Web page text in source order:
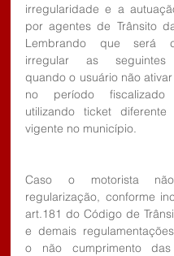
irregularidade e a
por agentes de Trânsito
Lembrando que será
irregular as seguintes
quando o usuário não
no período
utilizando ticket
vigente no município.
Caso o motorista
regularização, conforme
art.181 do Código de
e demais
o não cumprimento das